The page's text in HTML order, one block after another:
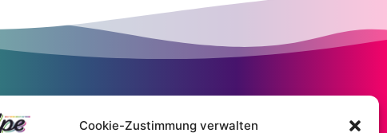
Cookie-Zustimmung verwalten